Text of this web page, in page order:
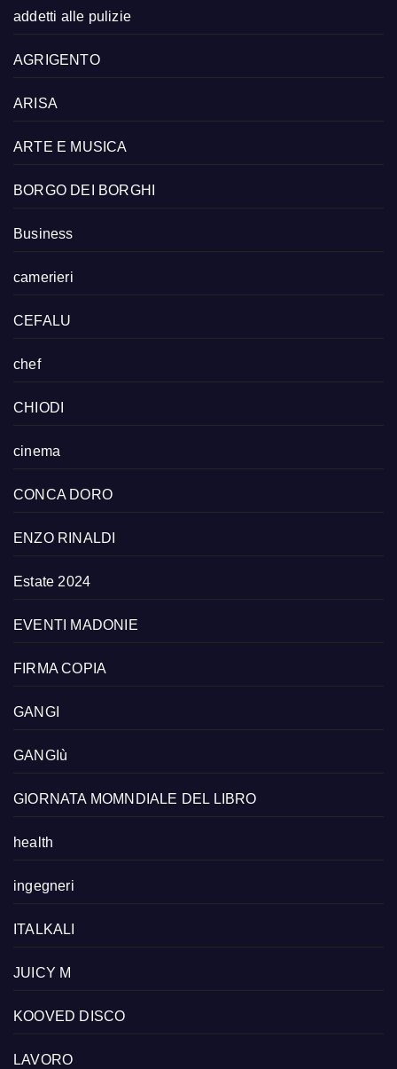
addetti alle pulizie
AGRIGENTO
ARISA
ARTE E MUSICA
BORGO DEI BORGHI
Business
camerieri
CEFALU
chef
CHIODI
cinema
CONCA DORO
ENZO RINALDI
Estate 2024
EVENTI MADONIE
FIRMA COPIA
GANGI
GANGIù
GIORNATA MOMNDIALE DEL LIBRO
health
ingegneri
ITALKALI
JUICY M
KOOVED DISCO
LAVORO